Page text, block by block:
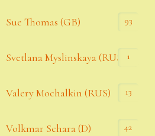
Sue Thomas (GB) 93
Svetlana Myslinskaya (RUS) 1
Valery Mochalkin (RUS) 13
Volkmar Schara (D) 42